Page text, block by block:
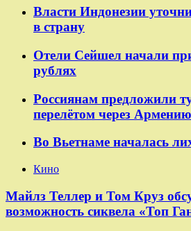
Власти Индонезии
в страну
Отели Сейшел начали
рублях
Россиянам предложили
перелётом через Армению
Во Вьетнаме началась
Кино
Майлз Теллер и Том Круз
возможность сиквела «Топ